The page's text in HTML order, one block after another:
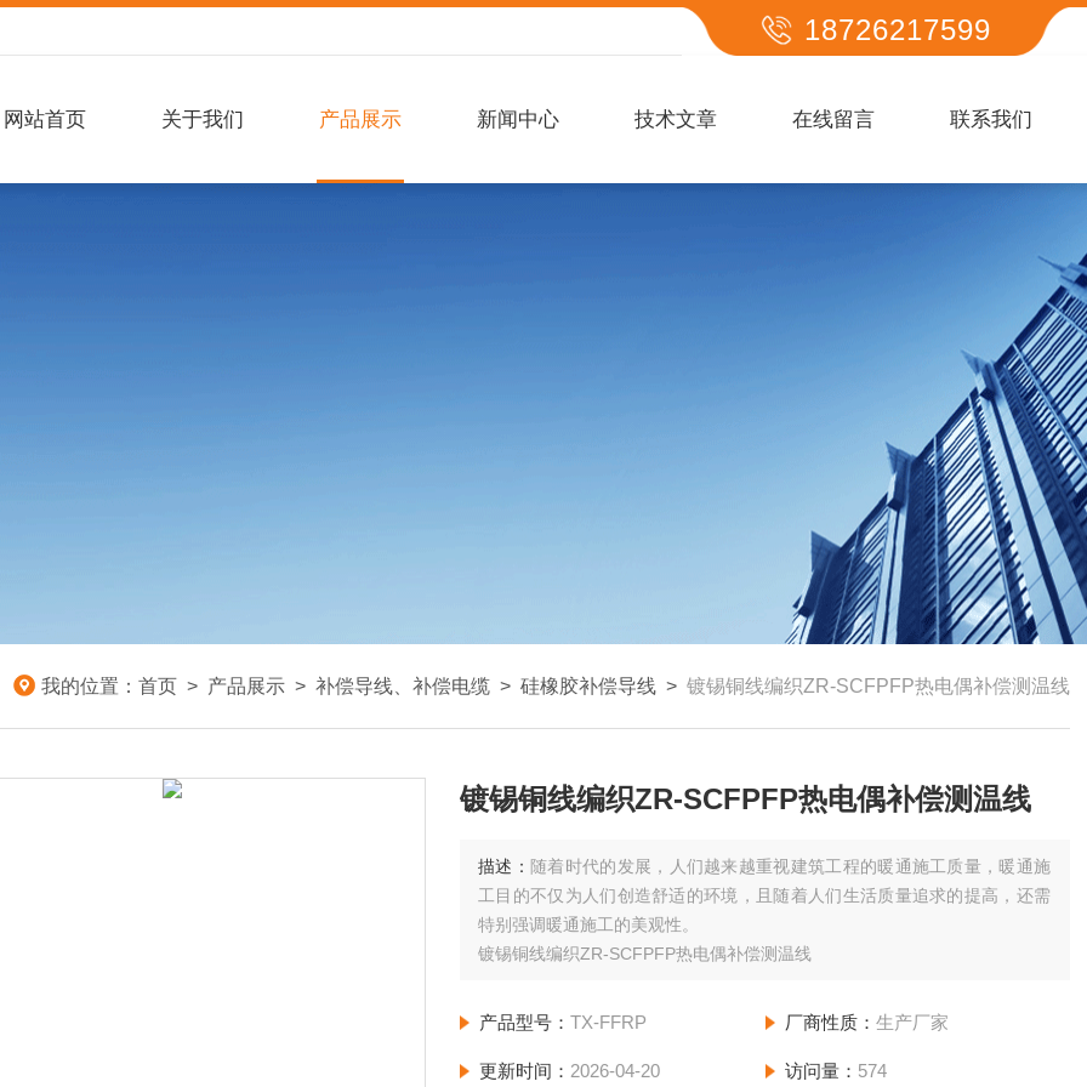
18726217599
网站首页 关于我们 产品展示 新闻中心 技术文章 在线留言 联系我们
我的位置： 首页 > 产品展示 > 补偿导线、补偿电缆 > 硅橡胶补偿导线 > 镀锡铜线编织ZR-SCFPFP热电偶补偿测温线
镀锡铜线编织ZR-SCFPFP热电偶补偿测温线
描述： 随着时代的发展，人们越来越重视建筑工程的暖通施工质量，暖通施
工目的不仅为人们创造舒适的环境，且随着人们生活质量追求的提高，还需
特别强调暖通施工的美观性。
镀锡铜线编织ZR-SCFPFP热电偶补偿测温线
产品型号：TX-FFRP 厂商性质： 生产厂家
更新时间： 2026-04-20 访问量： 574